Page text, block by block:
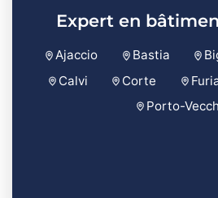
Expert en
Ajaccio Bastia
Calvi
Corte
Porto-